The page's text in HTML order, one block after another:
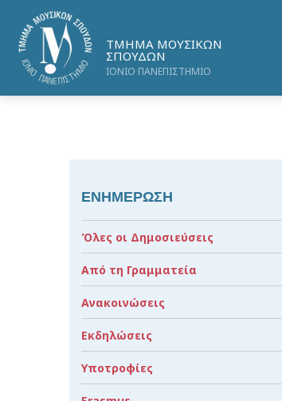
ΤΜΗΜΑ ΜΟΥΣΙΚΩΝ
ΣΠΟΥΔΩΝ
ΙΟΝΙΟ ΠΑΝΕΠΙΣΤΗΜΙΟ
ΕΝΗΜΕΡΩΣΗ
Όλες οι Δημοσιεύσεις
Από τη Γραμματεία
Ανακοινώσεις
Εκδηλώσεις
Υποτροφίες